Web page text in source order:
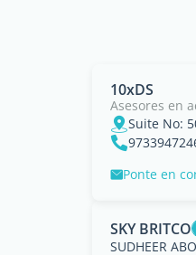
10xDS
Asesores en
Suite No:
Ponte en
SKY BRITCO
SUDHEER